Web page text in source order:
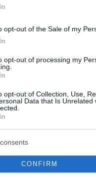
opt-out of the Sale of my
opt-out of processing my
opt-out of Collection, Use,
Data that Is
CONFIRM
που γυριζόταν
Όπως περιέγραψε:
εκείνη την ώρα
στο “Και οι